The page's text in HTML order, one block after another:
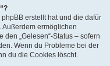
phpBB erstellt hat und die dafür
Außerdem ermöglichen
„Gelesen“-Status – sofern
Wenn du Probleme bei der
du die Cookies löscht.